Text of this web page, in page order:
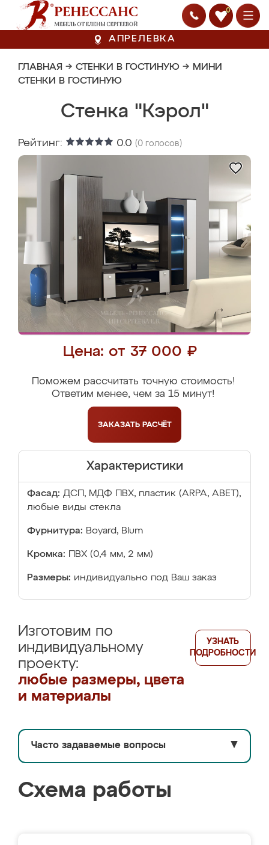
0
АПРЕЛЕВКА
ГЛАВНАЯ → СТЕНКИ В ГОСТИНУЮ → МИНИ
СТЕНКИ В ГОСТИНУЮ
Стенка "Кэрол"
Рейтинг: 0.0 (0 голосов)
Цена: от 37 000 ₽
Поможем рассчитать точную стоимость!
Ответим менее, чем за 15 минут!
ЗАКАЗАТЬ РАСЧЁТ
Характеристики
Фасад: ДСП, МДФ ПВХ, пластик (ARPA, ABET),
любые виды стекла
Фурнитура: Boyard, Blum
Кромка: ПВХ (0,4 мм, 2 мм)
Размеры: индивидуально под Ваш заказ
Изготовим по
индивидуальному
проекту:
любые размеры, цвета
и материалы
УЗНАТЬ
ПОДРОБНОСТИ
Часто задаваемые вопросы ▼
Схема работы